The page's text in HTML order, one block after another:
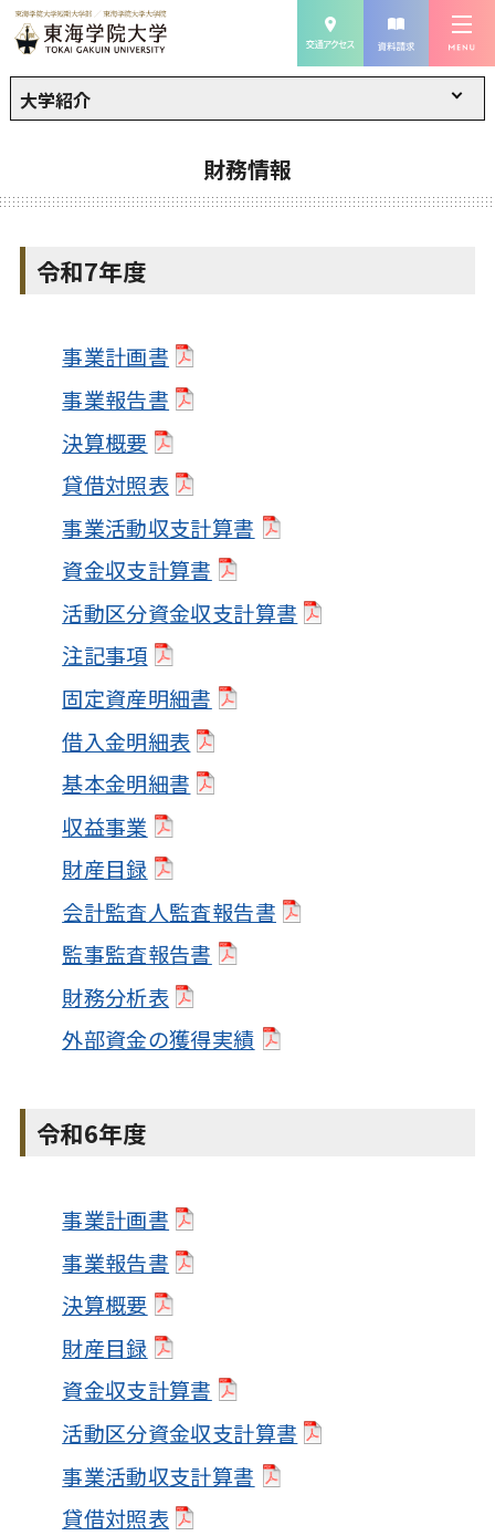
大学紹介
財務情報
令和7年度
事業計画書
事業報告書
決算概要
貸借対照表
事業活動収支計算書
資金収支計算書
活動区分資金収支計算書
注記事項
固定資産明細書
借入金明細表
基本金明細書
収益事業
財産目録
会計監査人監査報告書
監事監査報告書
財務分析表
外部資金の獲得実績
令和6年度
事業計画書
事業報告書
決算概要
財産目録
資金収支計算書
活動区分資金収支計算書
事業活動収支計算書
貸借対照表